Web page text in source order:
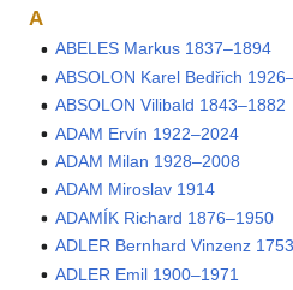
A
ABELES Markus 1837–1894
ABSOLON Karel Bedřich
ABSOLON Vilibald 1843–1882
ADAM Ervín 1922–2024
ADAM Milan 1928–2008
ADAM Miroslav 1914
ADAMÍK Richard 1876–1950
ADLER Bernhard Vinzenz
ADLER Emil 1900–1971